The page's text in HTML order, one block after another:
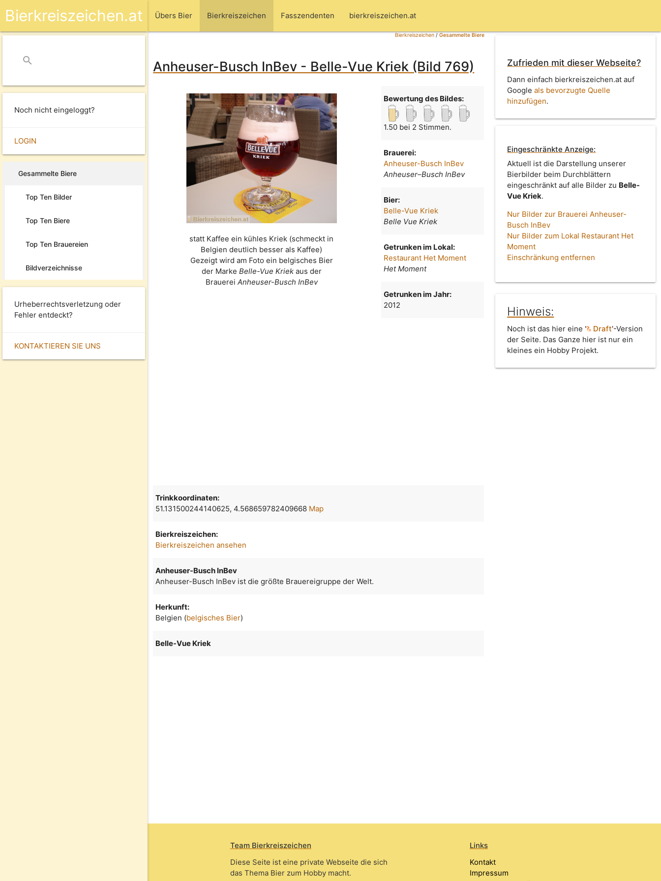
Übers Bier Bierkreiszeichen Fasszendenten bierkreiszeichen.at
Bierkreiszeichen.at
search
Noch nicht eingeloggt?
LOGIN
Gesammelte Biere
Top Ten Bilder
Top Ten Biere
Top Ten Brauereien
Bildverzeichnisse
Urheberrechtsverletzung oder
Fehler entdeckt?
KONTAKTIEREN SIE UNS
Bierkreiszeichen/Gesammelte Biere
Anheuser-Busch InBev - Belle-Vue Kriek (Bild 769)
statt Kaffee ein kühles Kriek (schmeckt in
Belgien deutlich besser als Kaffee)
Gezeigt wird am Foto ein belgisches Bier
der Marke Belle-Vue Kriekaus der
Brauerei Anheuser-Busch InBev
Bewertung des Bildes:
1.50 bei 2 Stimmen.
Brauerei:
Anheuser-Busch InBev
Anheuser–Busch InBev
Bier:
Belle-Vue Kriek
Belle Vue Kriek
Getrunken im Lokal:
Restaurant Het Moment
Het Moment
Getrunken im Jahr:
2012
Zufrieden mit dieser Webseite?
Dann einfach bierkreiszeichen.at auf
Googleals bevorzugte Quelle
hinzufügen.
Eingeschränkte Anzeige:
Aktuell ist die Darstellung unserer
Bierbilder beim Durchblättern
eingeschränkt auf alle Bilder zu Belle-
Vue Kriek.
Nur Bilder zur Brauerei Anheuser-
Busch InBev
Nur Bilder zum Lokal Restaurant Het
Moment
Einschränkung entfernen
Hinweis:
Noch ist das hier eine ' Draft'-Version
der Seite. Das Ganze hier ist nur ein
kleines ein Hobby Projekt.
Trinkkoordinaten:
51.131500244140625, 4.568659782409668 Map
Bierkreiszeichen:
Bierkreiszeichen ansehen
Anheuser-Busch InBev
Anheuser-Busch InBev ist die größte Brauereigruppe der Welt.
Herkunft:
Belgien (belgisches Bier)
Belle-Vue Kriek
Team Bierkreiszeichen
Diese Seite ist eine private Webseite die sich
das Thema Bier zum Hobby macht.
Links
Kontakt
Impressum